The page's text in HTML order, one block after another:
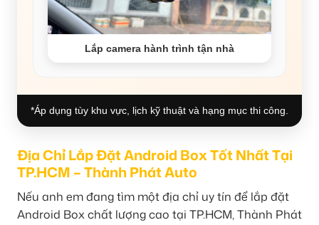
Lắp camera hành trình tận nhà
*Áp dụng tùy khu vực, lịch kỹ thuật và hạng mục thi công.
Địa Chỉ Lắp Đặt Android Box Tốt Nhất Tại
TP.HCM – Thành Phát Auto
Nếu anh em đang tìm một địa chỉ uy tín để lắp đặt
Android Box chất lượng cao tại TP.HCM, Thành Phát